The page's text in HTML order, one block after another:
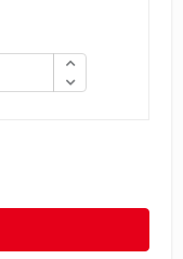
Floor Click